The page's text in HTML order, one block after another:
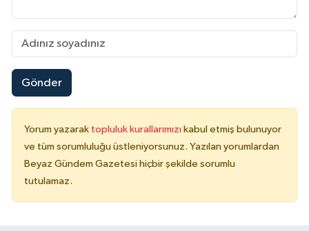
Gönder
Yorum yazarak topluluk kurallarımızı kabul etmiş bulunuyor
ve tüm sorumluluğu üstleniyorsunuz. Yazılan yorumlardan
Beyaz Gündem Gazetesi hiçbir şekilde sorumlu
tutulamaz.